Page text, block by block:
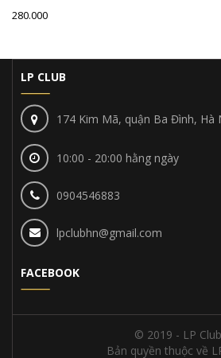
280.000
LP CLUB
174 Kim Mã, quận Ba Đình, Hà
10:00 - 20:00 hằng ngày
0904546883
lpclubhn@gmail.com
FACEBOOK
© 2019 - LP Club
Bản quyền thuộc về